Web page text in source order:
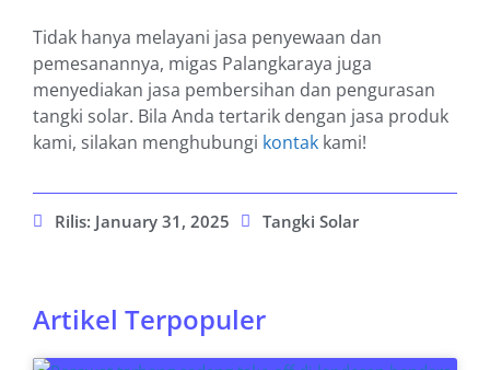
Tidak hanya melayani jasa penyewaan dan
pemesanannya, migas Palangkaraya juga
menyediakan jasa pembersihan dan pengurasan
tangki solar. Bila Anda tertarik dengan jasa produk
kami, silakan menghubungi kontak kami!
Rilis: January 31, 2025 Tangki Solar
Artikel Terpopuler